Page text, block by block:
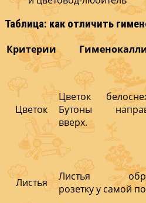
Таблица: как отличить
Критерии
Цветок
Цветок
Бутоны
вверх.
Листья
Листья
розетку у самой